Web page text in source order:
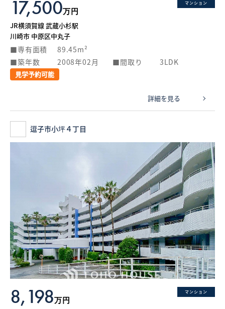
マンション
17,500万円
JR横須賀線 武蔵小杉駅
川崎市 中原区中丸子
専有面積
89.45m²
築年数
2008年02月 間取り 3LDK
見学予約可能
詳細を見る
逗子市小坪４丁目
マンション
8,198万円